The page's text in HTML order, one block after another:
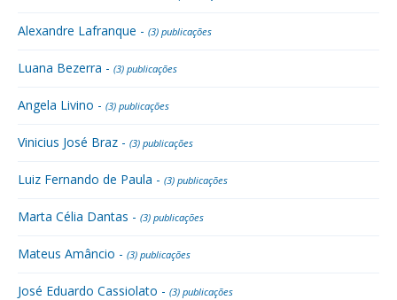
Alexandre Lafranque - (3) publicações
Luana Bezerra - (3) publicações
Angela Livino - (3) publicações
Vinicius José Braz - (3) publicações
Luiz Fernando de Paula - (3) publicações
Marta Célia Dantas - (3) publicações
Mateus Amâncio - (3) publicações
José Eduardo Cassiolato - (3) publicações